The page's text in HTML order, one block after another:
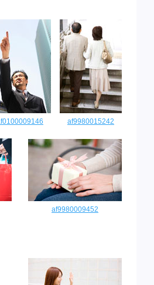
af9980015242
af9980009452